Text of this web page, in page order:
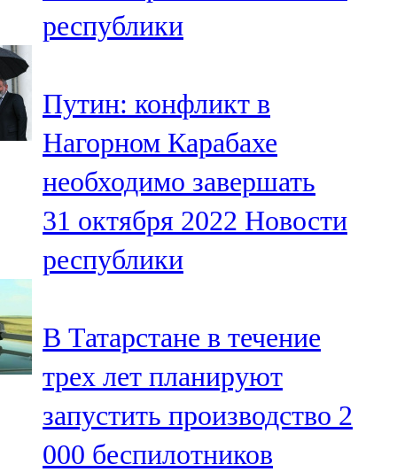
Теләче
Түбән Кама
102,6 FM
Чирмешән
107,7 FM
Чистай
Чүпрәле
91,0 FM
Шәмәрдән
102,3 FM
республики
Путин: конфликт в
Нагорном Карабахе
необходимо завершать
31 октября 2022 Новости
республики
В Татарстане в течение
трех лет планируют
запустить производство 2
000 беспилотников